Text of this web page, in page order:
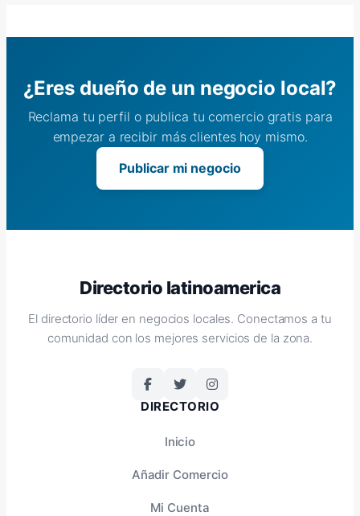
¿Eres dueño de un negocio local?
Reclama tu perfil o publica tu comercio gratis para
empezar a recibir más clientes hoy mismo.
Publicar mi negocio
Directorio latinoamerica
El directorio líder en negocios locales. Conectamos a tu
comunidad con los mejores servicios de la zona.
DIRECTORIO
Inicio
Añadir Comercio
Mi Cuenta